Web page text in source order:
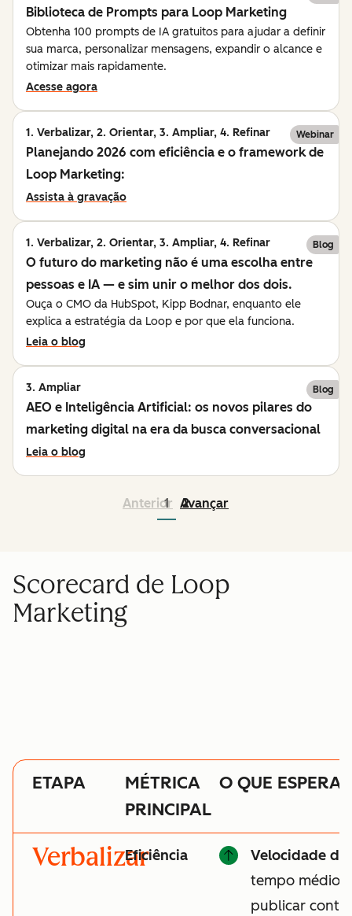
Biblioteca de Prompts para Loop Marketing
Obtenha 100 prompts de IA gratuitos para ajudar a definir
sua marca, personalizar mensagens, expandir o alcance e
otimizar mais rapidamente.
Acesse agora
1. Verbalizar, 2. Orientar, 3. Ampliar, 4. Refinar Webinar
Planejando 2026 com eficiência e o framework de
Loop Marketing:
Assista à gravação
1. Verbalizar, 2. Orientar, 3. Ampliar, 4. Refinar Blog
O futuro do marketing não é uma escolha entre
pessoas e IA — e sim unir o melhor dos dois.
Ouça o CMO da HubSpot, Kipp Bodnar, enquanto ele
explica a estratégia da Loop e por que ela funciona.
Leia o blog
3. Ampliar Blog
AEO e Inteligência Artificial: os novos pilares do
marketing digital na era da busca conversacional
Leia o blog
Anterior
1 2
Avançar
Scorecard de Loop
Marketing
ETAPA
MÉTRICA
PRINCIPAL
O QUE
VerbalizarEficiência
Velocidade
tempo médio
publicar